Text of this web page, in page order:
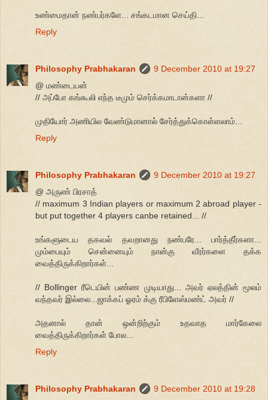
உண்மைதான் நண்பர்களே... சங்கடமான செய்தி...
Reply
Philosophy Prabhakaran
9 December 2010 at 19:27
@ மண்டையன்
// அப்போ கங்கூலி எந்த டீமும் செர்க்கமாடான்களா //
முதியோர் அணியில வேண்டுமானால் சேர்த்துக்கொள்ளலாம்...
Reply
Philosophy Prabhakaran
9 December 2010 at 19:27
@ அருண் பிரசாத்
// maximum 3 Indian players or maximum 2 abroad player -
but put together 4 players canbe retained... //
உங்களுடைய தகவல் தவறானது நண்பரே... பார்த்தீர்களா...
மும்பையும் சென்னையும் நான்கு வீரர்களை தக்க
வைத்திருக்கிறார்கள்...
// Bollinger ரீடெயின் பண்ண முடியாது... அவர் ஏலத்தின் மூலம்
வந்தவர் இல்லை...ஜாக்கப் ஓரம் க்கு ரீபிளேஸ்மண்ட் அவர் //
அதனால் தான் ஒன்றிற்கும் உதவாத மார்கேலை
வைத்திருக்கிறார்கள் போல...
Reply
Philosophy Prabhakaran
9 December 2010 at 19:28